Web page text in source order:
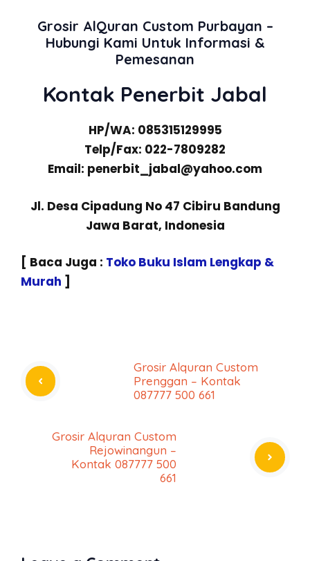
Grosir AlQuran Custom Purbayan –
Hubungi Kami Untuk Informasi &
Pemesanan
Kontak Penerbit Jabal
HP/WA: 085315129995
Telp/Fax: 022-7809282
Email: penerbit_jabal@yahoo.com
Jl. Desa Cipadung No 47 Cibiru Bandung
Jawa Barat, Indonesia
[ Baca Juga : Toko Buku Islam Lengkap &
Murah ]
Grosir Alquran Custom
Prenggan – Kontak
087777 500 661
Grosir Alquran Custom
Rejowinangun –
Kontak 087777 500
661